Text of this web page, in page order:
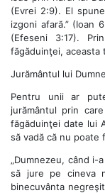
(Evrei 2:9). El
izgoni afară.” (Ioan
(Efeseni 3:17).
făgăduinţei,
Jurământul lui
Pentru unii ar
jurământul prin
făgăduinţei date lui
să vadă că nu poate
„Dumnezeu, când i-
să jure pe cineva
binecuvânta